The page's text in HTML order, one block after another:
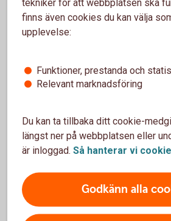
sjukkapitalförsäkring
Vem kan teckna
Hur avslutar jag min
Hur fungerar Samtalsstöd?
finns även cookies du kan välja
upplevelse:
Funktioner, prestanda och
Relevant marknadsföring
Du kan ta tillbaka ditt cookie-
längst ner på webbplatsen eller
är inloggad. Så hanterar vi
Godkänn alla